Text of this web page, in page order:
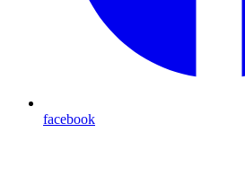
facebook